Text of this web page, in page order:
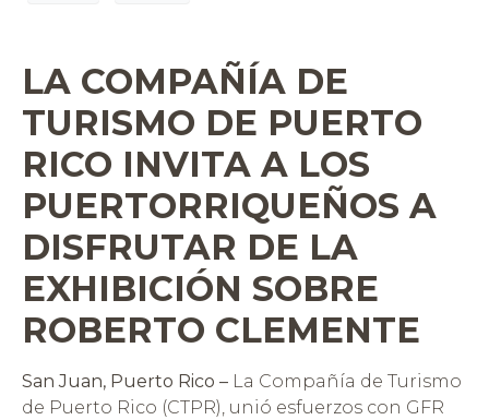
LA COMPAÑÍA DE
TURISMO DE PUERTO
RICO INVITA A LOS
PUERTORRIQUEÑOS A
DISFRUTAR DE LA
EXHIBICIÓN SOBRE
ROBERTO CLEMENTE
San Juan, Puerto Rico – La Compañía de Turismo
de Puerto Rico (CTPR), unió esfuerzos con GFR